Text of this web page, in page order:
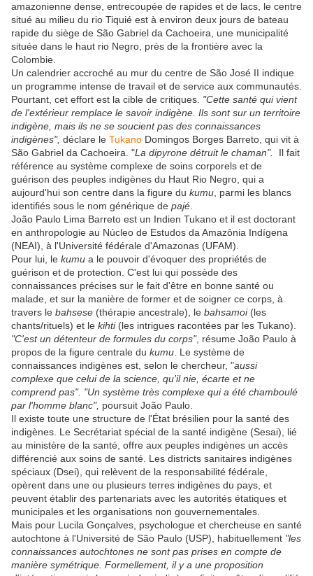
amazonienne dense, entrecoupée de rapides et de lacs, le centre
situé au milieu du rio Tiquié est à environ deux jours de bateau
rapide du siège de São Gabriel da Cachoeira, une municipalité
située dans le haut rio Negro, près de la frontière avec la
Colombie.
Un calendrier accroché au mur du centre de São José II indique
un programme intense de travail et de service aux communautés.
Pourtant, cet effort est la cible de critiques. "Cette santé qui vient
de l'extérieur remplace le savoir indigène. Ils sont sur un territoire
indigène, mais ils ne se soucient pas des connaissances
indigènes", déclare le Tukano Domingos Borges Barreto, qui vit à
São Gabriel da Cachoeira. "La dipyrone détruit le chaman".
Il fait
référence au système complexe de soins corporels et de
guérison des peuples indigènes du Haut Rio Negro, qui a
aujourd'hui son centre dans la figure du kumu , parmi les blancs
identifiés sous le nom générique de pajé
João Paulo Lima Barreto est un Indien Tukano et il est doctorant
en anthropologie au Núcleo de Estudos da Amazônia Indígena
(NEAI), à l'Université fédérale d'Amazonas (UFAM).
Pour lui, le kumu a le pouvoir d'évoquer des propriétés de
guérison et de protection. C'est lui qui possède des
connaissances précises sur le fait d'être en bonne santé ou
malade, et sur la manière de former et de soigner ce corps, à
travers le bahsese (thérapie ancestrale), le bahsamoi(les
chants/rituels) et le kihti(les intrigues racontées par les Tukano).
"C'est un détenteur de formules du corps", résume João Paulo à
propos de la figure centrale du kumu . Le système de
connaissances indigènes est, selon le chercheur, "aussi
complexe que celui de la science, qu'il nie, écarte et ne
comprend pas". "Un système très complexe qui a été chamboulé
par l'homme blanc", poursuit João Paulo.
Il existe toute une structure de l'État brésilien pour la santé des
indigènes. Le Secrétariat spécial de la santé indigène (Sesai), lié
au ministère de la santé, offre aux peuples indigènes un accès
différencié aux soins de santé. Les districts sanitaires indigènes
spéciaux (Dsei), qui relèvent de la responsabilité fédérale,
opèrent dans une ou plusieurs terres indigènes du pays, et
peuvent établir des partenariats avec les autorités étatiques et
municipales et les organisations non gouvernementales.
Mais pour Lucila Gonçalves, psychologue et chercheuse en santé
autochtone à l'Université de São Paulo (USP), habituellement "les
connaissances autochtones ne sont pas prises en compte de
manière symétrique. Formellement, il y a une proposition